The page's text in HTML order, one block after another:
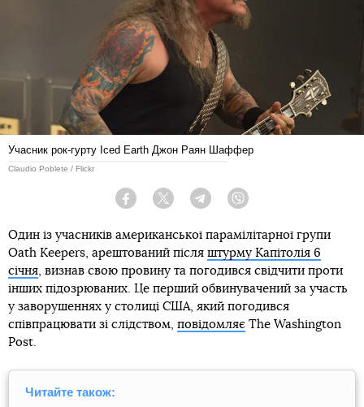
Учасник рок-гурту Iced Earth Джон Раян Шаффер
Claudio Poblete / Flickr
Facebook Twitter Telegram
Один із учасників американської парамілітарної групи
Oath Keepers, арештований після штурму Капітолія 6
січня , визнав свою провину та погодився свідчити проти
інших підозрюваних. Це перший обвинувачений за участь
у заворушеннях у столиці США, який погодився
співпрацювати зі слідством, повідомляє The Washington
Post.
Читайте також: